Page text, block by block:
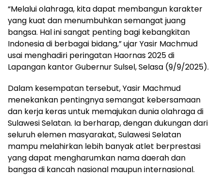
“Melalui olahraga, kita dapat membangun karakter
yang kuat dan menumbuhkan semangat juang
bangsa. Hal ini sangat penting bagi kebangkitan
Indonesia di berbagai bidang,” ujar Yasir Machmud
usai menghadiri peringatan Haornas 2025 di
Lapangan kantor Gubernur Sulsel, Selasa (9/9/2025).
Dalam kesempatan tersebut, Yasir Machmud
menekankan pentingnya semangat kebersamaan
dan kerja keras untuk memajukan dunia olahraga di
Sulawesi Selatan. Ia berharap, dengan dukungan dari
seluruh elemen masyarakat, Sulawesi Selatan
mampu melahirkan lebih banyak atlet berprestasi
yang dapat mengharumkan nama daerah dan
bangsa di kancah nasional maupun internasional.